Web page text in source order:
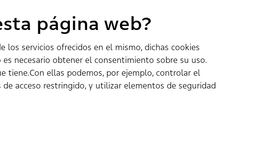
página web?
servicios ofrecidos en el mismo, dichas cookies
necesario obtener el consentimiento sobre su uso.
tiene.Con ellas podemos, por ejemplo, controlar el
acceso restringido, y utilizar elementos de seguridad